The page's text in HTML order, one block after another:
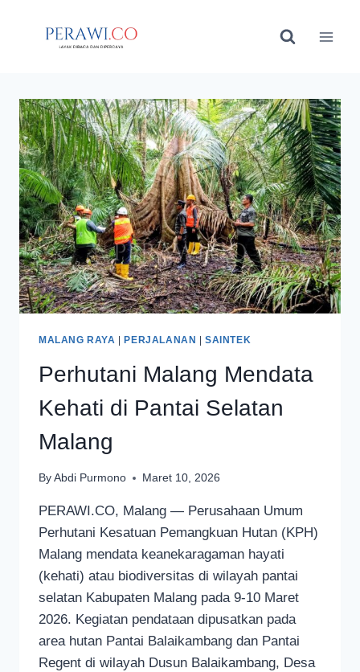
MALANG RAYA |PERJALANAN |SAINTEK
Perhutani Malang Mendata
Kehati di Pantai Selatan
Malang
By Abdi Purmono Maret 10, 2026
PERAWI.CO, Malang — Perusahaan Umum
Perhutani Kesatuan Pemangkuan Hutan (KPH)
Malang mendata keanekaragaman hayati
(kehati) atau biodiversitas di wilayah pantai
selatan Kabupaten Malang pada 9-10 Maret
2026. Kegiatan pendataan dipusatkan pada
area hutan Pantai Balaikambang dan Pantai
Regent di wilayah Dusun Balaikambang, Desa